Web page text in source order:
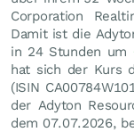
Corporation
Damit ist die
in 24 Stunden um
hat sich der Kurs
(ISIN
der Adyton
dem 07.07.2026,